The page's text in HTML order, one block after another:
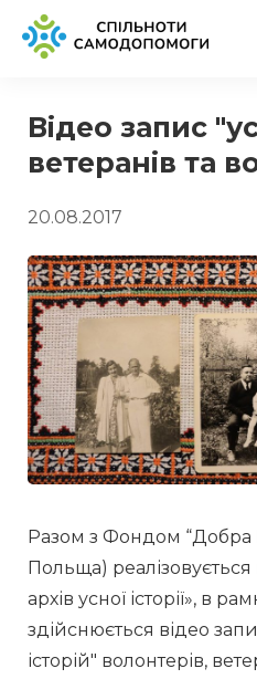
Відео запис
ветеранів та
20.08.2017
Разом з Фондом “Добра
Польща)
архів усної історії», в
здійснюється відео
історій" волонтерів,